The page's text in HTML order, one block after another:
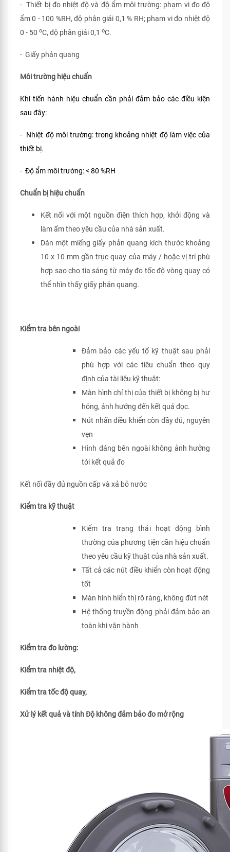
- Thiết bị đo nhiệt độ và độ ẩm môi trường: phạm vi đo độ
ẩm 0 - 100 %RH, độ phân giải 0,1 % RH; phạm vi đo nhiệt độ
0 - 50 oC, độ phân giải 0,1 oC.
- Giấy phản quang
Môi trường hiệu chuẩn
Khi tiến hành hiệu chuẩn cần phải đảm bảo các điều kiện
sau đây:
- Nhiệt độ môi trường: trong khoảng nhiệt độ làm việc của
thiết bị.
- Độ ẩm môi trường: < 80 %RH
Chuẩn bị hiệu chuẩn
Kết nối với một nguồn điện thích hợp, khởi động và
làm ấm theo yêu cầu của nhà sản xuất.
Dán một miếng giấy phản quang kích thước khoảng
10 x 10 mm gần trục quay của máy / hoặc vị trí phù
hợp sao cho tia sáng từ máy đo tốc độ vòng quay có
thể nhìn thấy giấy phản quang.
Kiểm tra bên ngoài
Đảm bảo các yếu tố kỹ thuật sau phải
phù hợp với các tiêu chuẩn theo quy
định của tài liệu kỹ thuật:
Màn hình chỉ thị của thiết bị không bị hư
hỏng, ảnh hưởng đến kết quả đọc.
Nút nhấn điều khiển còn đầy đủ, nguyên
vẹn
Hình dáng bên ngoài không ảnh hưởng
tới kết quả đo
Kết nối đầy đủ nguồn cấp và xả bỏ nước
Kiểm tra kỹ thuật
Kiểm tra trạng thái hoạt động bình
thường của phương tiện cần hiệu chuẩn
theo yêu cầu kỹ thuật của nhà sản xuất.
Tất cả các nút điều khiển còn hoạt động
tốt
Màn hình hiển thị rõ ràng, không đứt nét
Hệ thống truyền động phải đảm bảo an
toàn khi vận hành
Kiểm tra đo lường:
Kiểm tra nhiệt độ,
Kiểm tra tốc độ quay,
Xử lý kết quả và tính Độ không đảm bảo đo mở rộng